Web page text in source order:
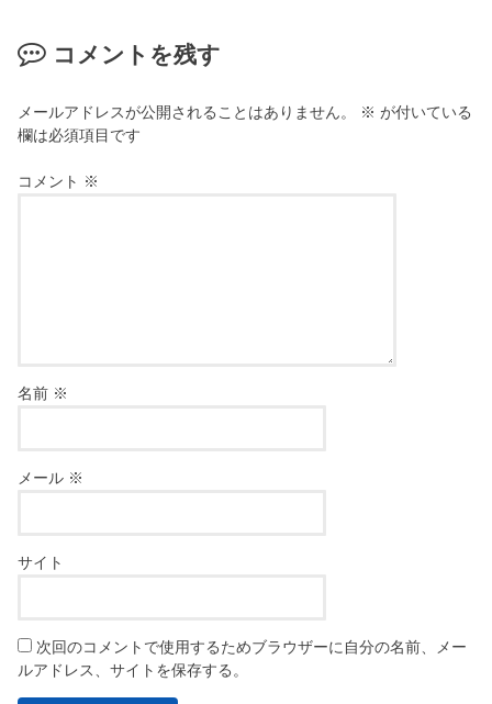
コメントを残す
メールアドレスが公開されることはありません。 ※ が付いている
欄は必須項目です
コメント ※
名前 ※
メール ※
サイト
次回のコメントで使用するためブラウザーに自分の名前、メー
ルアドレス、サイトを保存する。